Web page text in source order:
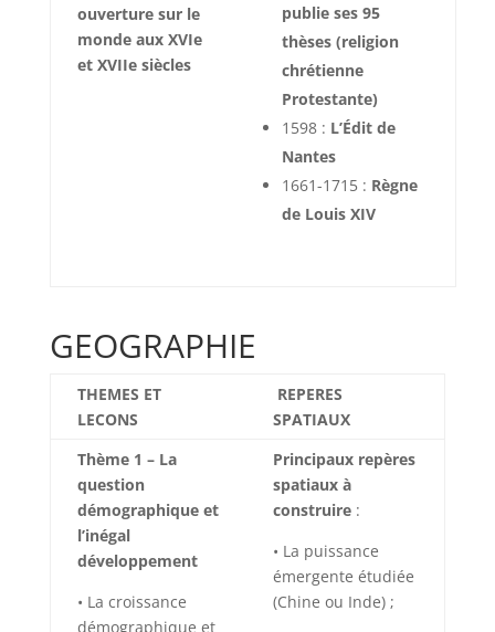
ouverture sur le
monde aux XVIe
et XVIIe siècles
publie ses 95
thèses (religion
chrétienne
Protestante)
1598 : L’Édit de
Nantes
1661-1715 : Règne
de Louis XIV
GEOGRAPHIE
THEMES ET
LECONS
REPERES
SPATIAUX
Thème 1 – La
question
démographique et
l’inégal
développement
• La croissance
démographique et
Principaux repères
spatiaux à
construire:
• La puissance
émergente étudiée
(Chine ou Inde) ;